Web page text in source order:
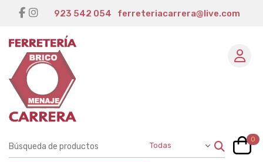
923 542 054 ferreteriacarrera@live.com
0